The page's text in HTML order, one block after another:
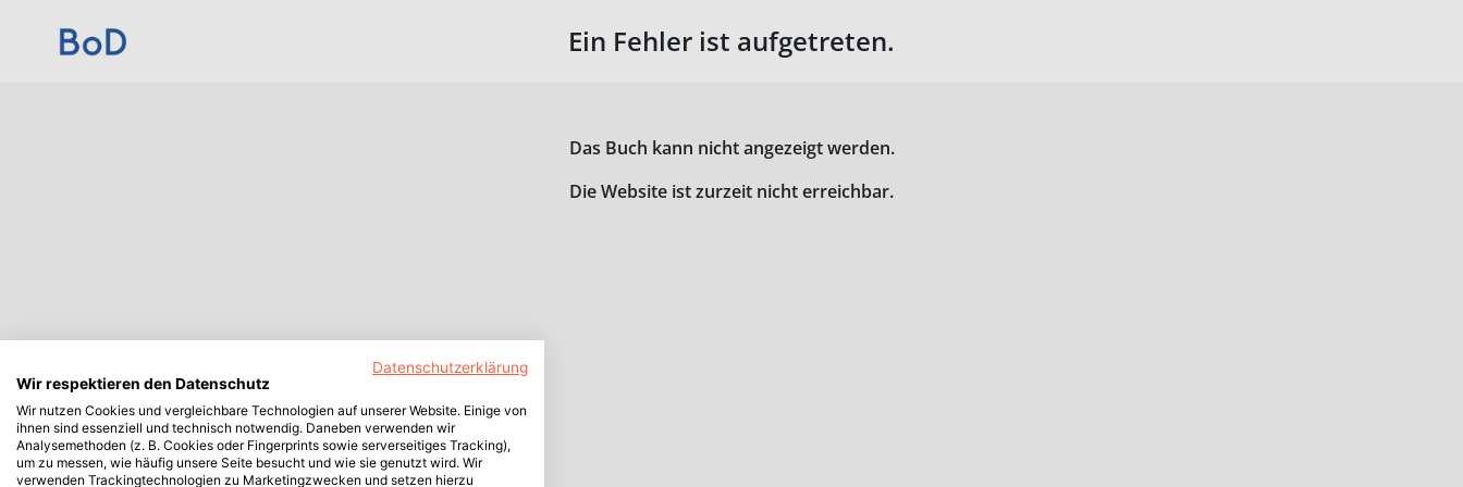
Ein Fehler ist aufgetreten.
Das Buch kann nicht angezeigt werden.
Die Website ist zurzeit nicht erreichbar.
Datenschutzerklärung
Wir respektieren den Datenschutz
Wir nutzen Cookies und vergleichbare Technologien auf unserer Website. Einige von
ihnen sind essenziell und technisch notwendig. Daneben verwenden wir
Analysemethoden (z. B. Cookies oder Fingerprints sowie serverseitiges Tracking),
um zu messen, wie häufig unsere Seite besucht und wie sie genutzt wird. Wir
verwenden Trackingtechnologien zu Marketingzwecken und setzen hierzu